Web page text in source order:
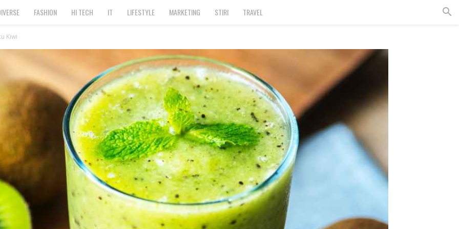
FASHION HI TECH IT LIFESTYLE MARKETING STIRI TRAVEL
Kiwi